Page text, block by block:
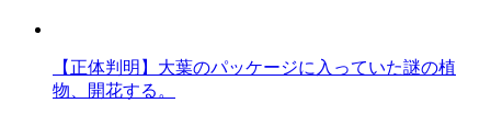
【正体判明】大葉のパッケージに入っていた謎の植
物、開花する。